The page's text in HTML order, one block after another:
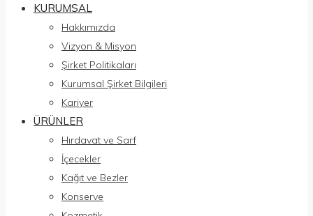
KURUMSAL
Hakkımızda
Vizyon & Misyon
Şirket Politikaları
Kurumsal Şirket Bilgileri
Kariyer
ÜRÜNLER
Hırdavat ve Sarf
İçecekler
Kağıt ve Bezler
Konserve